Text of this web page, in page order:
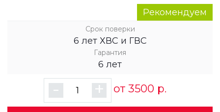
Рекомендуем
Срок поверки
6 лет ХВС и ГВС
Гарантия
6 лет
- + от 3500 р.